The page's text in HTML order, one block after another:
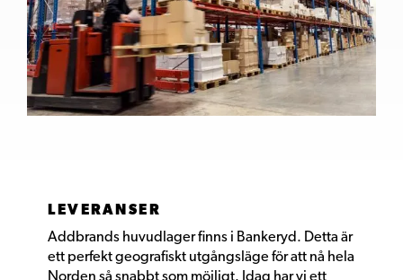
LEVERANSER
Addbrands huvudlager finns i Bankeryd. Detta är
ett perfekt geografiskt utgångsläge för att nå hela